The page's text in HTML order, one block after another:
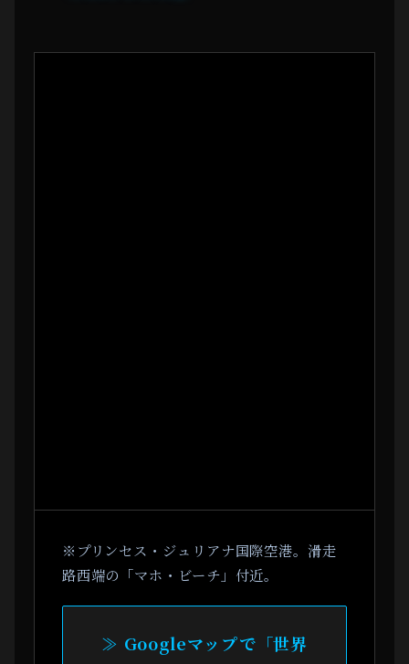
※プリンセス・ジュリアナ国際空港。滑走
路西端の「マホ・ビーチ」付近。
≫ Googleマップで「世界